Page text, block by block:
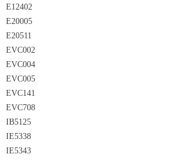
E12402
E20005
E20511
EVC002
EVC004
EVC005
EVC141
EVC708
IB5125
IE5338
IE5343